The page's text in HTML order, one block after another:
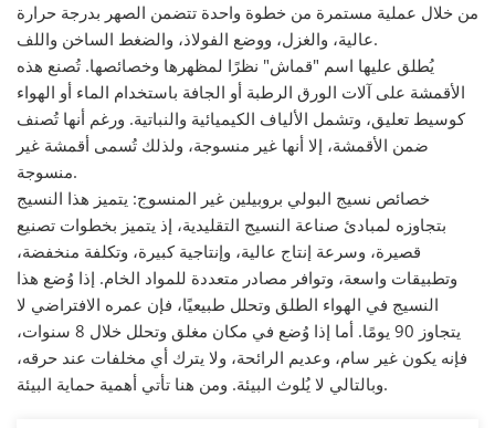
من خلال عملية مستمرة من خطوة واحدة تتضمن الصهر بدرجة حرارة
عالية، والغزل، ووضع الفولاذ، والضغط الساخن واللف.
يُطلق عليها اسم "قماش" نظرًا لمظهرها وخصائصها. تُصنع هذه
الأقمشة على آلات الورق الرطبة أو الجافة باستخدام الماء أو الهواء
كوسيط تعليق، وتشمل الألياف الكيميائية والنباتية. ورغم أنها تُصنف
ضمن الأقمشة، إلا أنها غير منسوجة، ولذلك تُسمى أقمشة غير
منسوجة.
خصائص نسيج البولي بروبيلين غير المنسوج: يتميز هذا النسيج
بتجاوزه لمبادئ صناعة النسيج التقليدية، إذ يتميز بخطوات تصنيع
قصيرة، وسرعة إنتاج عالية، وإنتاجية كبيرة، وتكلفة منخفضة،
وتطبيقات واسعة، وتوافر مصادر متعددة للمواد الخام. إذا وُضع هذا
النسيج في الهواء الطلق وتحلل طبيعيًا، فإن عمره الافتراضي لا
يتجاوز 90 يومًا. أما إذا وُضع في مكان مغلق وتحلل خلال 8 سنوات،
فإنه يكون غير سام، وعديم الرائحة، ولا يترك أي مخلفات عند حرقه،
وبالتالي لا يُلوث البيئة. ومن هنا تأتي أهمية حماية البيئة.